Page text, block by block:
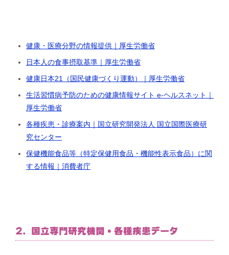
健康・医療分野の情報提供｜厚生労働省
日本人の食事摂取基準｜厚生労働省
健康日本21（国民健康づくり運動）｜厚生労働省
生活習慣病予防のための健康情報サイト e-ヘルスネット｜
厚生労働省
各種疾患・診療案内｜国立研究開発法人 国立国際医療研
究センター
保健機能食品等（特定保健用食品・機能性表示食品）に関
する情報｜消費者庁
2. 国立専門研究機関・各種疾患データ